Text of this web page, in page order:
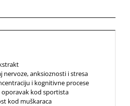
nervoze, anksioznosti i stresa
i kognitivne procese
oporavak kod sportista
kod muškaraca